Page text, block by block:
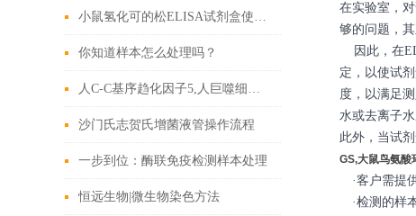
小鼠氢化可的松ELISA试剂盒使用说明书
你知道样本怎么处理吗？
人C-C基序趋化因子5,人巨噬细胞炎性蛋白2 ELISA试剂盒引用文献
沙门氏志贺氏增菌液管操作流程
一步到位：酶联免疫检测样本处理
恒远生物|微生物染色方法
在实验室，
够的问题，
因此，在
定，以使试
度，以满足
水或去离子水
此外，当试
GS,大鼠鸟氨酸
·客户需提
·检测的样